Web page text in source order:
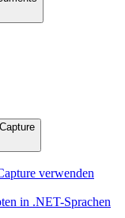
verwenden
in .NET-Sprachen